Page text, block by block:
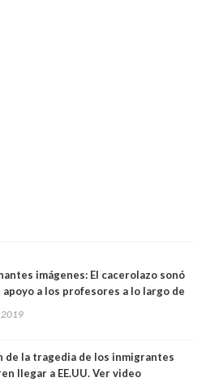
imágenes: El cacerolazo sonó
a los profesores a lo largo de
2019
de la tragedia de los inmigrantes
llegar a EE.UU. Ver video